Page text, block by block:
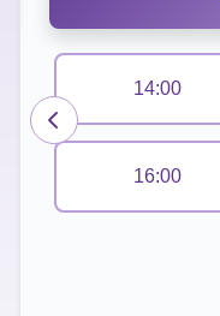
14:00
16:00